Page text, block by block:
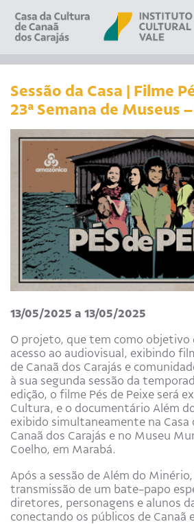
Sessão da Casa | Filme
23ª Semana de Museus
13/05/2025 a 13/05/2025
O projeto, que tem como objetivo
acesso ao audiovisual, exibindo
de Canaã dos Carajás e
à sua segunda sessão da
edição, o filme Pés de Peixe será
Cultura, e o documentário Além
exibido simultaneamente na Casa
Canaã dos Carajás e no Museu
Coelho, em Marabá.
Após a sessão de Além do
transmissão de um bate-papo
diretores, personagens e alunos
conectando os públicos de Canaã